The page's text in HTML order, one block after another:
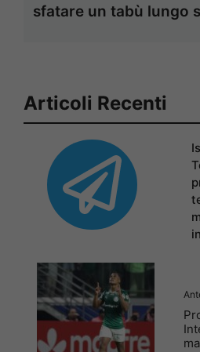
sfatare un tabù lungo
Articoli Recenti